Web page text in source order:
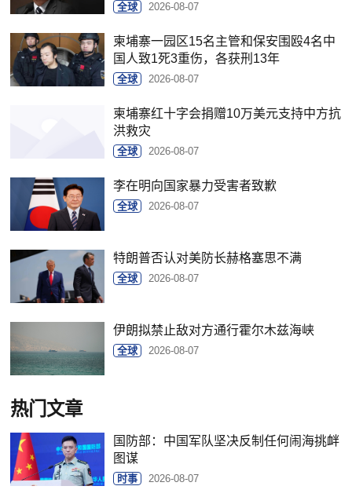
全球 2026-08-07
柬埔寨一园区15名主管和保安围殴4名中
国人致1死3重伤，各获刑13年
全球 2026-08-07
柬埔寨红十字会捐赠10万美元支持中方抗
洪救灾
全球 2026-08-07
李在明向国家暴力受害者致歉
全球 2026-08-07
特朗普否认对美防长赫格塞思不满
全球 2026-08-07
伊朗拟禁止敌对方通行霍尔木兹海峡
全球 2026-08-07
热门文章
国防部：中国军队坚决反制任何闹海挑衅
图谋
时事 2026-08-07